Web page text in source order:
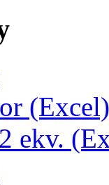
(Excel)
ekv.